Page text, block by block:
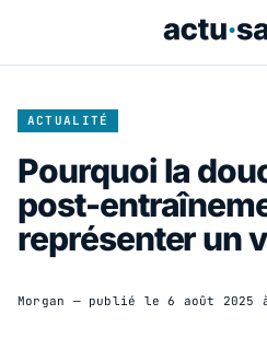
ACTUALITÉ
Pourquoi la
post-
représenter un
Morgan — publié le6 août 2025